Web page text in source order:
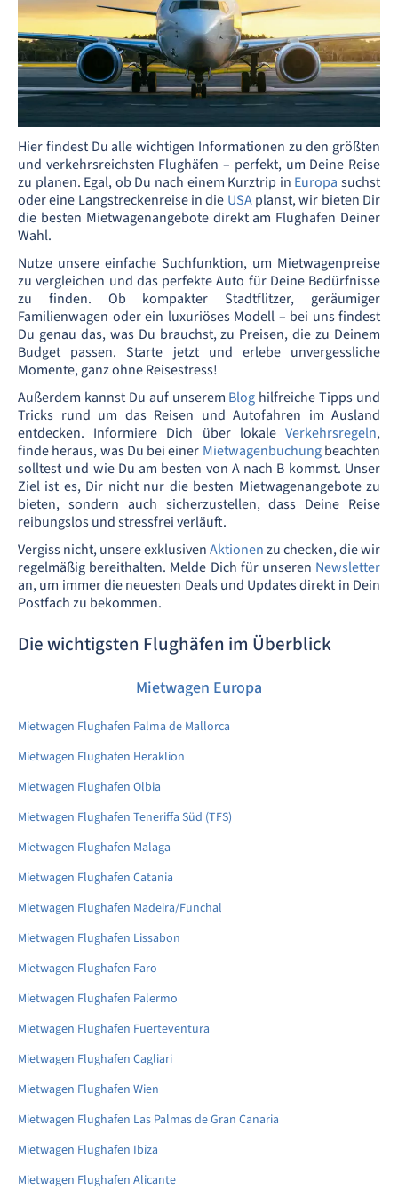
Hier findest Du alle wichtigen Informationen zu den größten
und verkehrsreichsten Flughäfen – perfekt, um Deine Reise
zu planen. Egal, ob Du nach einem Kurztrip in Europa suchst
oder eine Langstreckenreise in die USAplanst, wir bieten Dir
die besten Mietwagenangebote direkt am Flughafen Deiner
Wahl.
Nutze unsere einfache Suchfunktion, um Mietwagenpreise
zu vergleichen und das perfekte Auto für Deine Bedürfnisse
zu finden. Ob kompakter Stadtflitzer, geräumiger
Familienwagen oder ein luxuriöses Modell – bei uns findest
Du genau das, was Du brauchst, zu Preisen, die zu Deinem
Budget passen. Starte jetzt und erlebe unvergessliche
Momente, ganz ohne Reisestress!
Außerdem kannst Du auf unserem Blog hilfreiche Tipps und
Tricks rund um das Reisen und Autofahren im Ausland
entdecken. Informiere Dich über lokale Verkehrsregeln,
finde heraus, was Du bei einer Mietwagenbuchungbeachten
solltest und wie Du am besten von A nach B kommst. Unser
Ziel ist es, Dir nicht nur die besten Mietwagenangebote zu
bieten, sondern auch sicherzustellen, dass Deine Reise
reibungslos und stressfrei verläuft.
Vergiss nicht, unsere exklusivenAktionenzu checken, die wir
regelmäßig bereithalten. Melde Dich für unseren Newsletter
an, um immer die neuesten Deals und Updates direkt in Dein
Postfach zu bekommen.
Die wichtigsten Flughäfen im Überblick
Mietwagen Europa
Mietwagen Flughafen Palma de Mallorca
Mietwagen Flughafen Heraklion
Mietwagen Flughafen Olbia
Mietwagen Flughafen Teneriffa Süd (TFS)
Mietwagen Flughafen Malaga
Mietwagen Flughafen Catania
Mietwagen Flughafen Madeira/Funchal
Mietwagen Flughafen Lissabon
Mietwagen Flughafen Faro
Mietwagen Flughafen Palermo
Mietwagen Flughafen Fuerteventura
Mietwagen Flughafen Cagliari
Mietwagen Flughafen Wien
Mietwagen Flughafen Las Palmas de Gran Canaria
Mietwagen Flughafen Ibiza
Mietwagen Flughafen Alicante